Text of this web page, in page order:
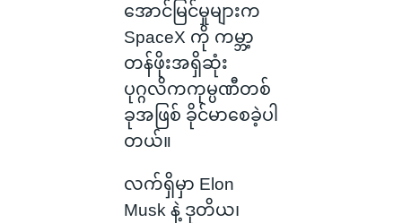
အောင်မြင်မှုများက
SpaceX ကို ကမ္ဘာ့
တန်ဖိုးအရှိဆုံး
ပုဂ္ဂလိကကုမ္ပဏီတစ်
ခုအဖြစ် ခိုင်မာစေခဲ့ပါ
တယ်။
လက်ရှိမှာ Elon
Musk နဲ့ ဒုတိယ၊